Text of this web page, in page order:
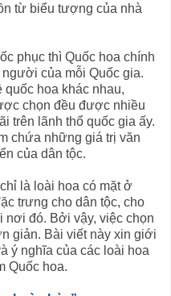
từ biểu tượng của nhà
phục thì Quốc hoa chính
của mỗi Quốc gia.
hoa khác nhau,
chọn đều được nhiều
trên lãnh thổ quốc gia ấy.
chứa những giá trị văn
của dân tộc.
là loài hoa có mặt ở
trưng cho dân tộc, cho
nơi đó. Bởi vậy, việc chọn
giản. Bài viết này xin giới
ý nghĩa của các loài hoa
Quốc hoa.